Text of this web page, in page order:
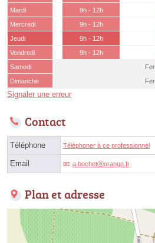
Mardi
9h - 12h
Mercredi
9h - 12h
Jeudi
9h - 12h
Vendredi
9h - 12h
Samedi
Dimanche
Signaler une erreur
Contact
Téléphone Téléphoner à ce professionnel
Email a.bochetⓐorange.fr
Plan et adresse